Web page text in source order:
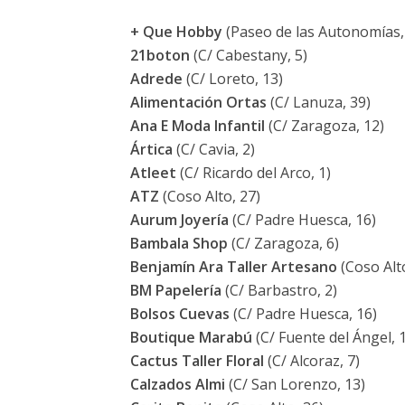
+ Que Hobby (Paseo de las
21boton (C/ Cabestany, 5)
Adrede (C/ Loreto, 13)
Alimentación Ortas (C/ Lanuza, 39)
Ana E Moda Infantil (C/ Zaragoza, 12)
Ártica (C/ Cavia, 2)
Atleet (C/ Ricardo del Arco, 1)
ATZ (Coso Alto, 27)
Aurum Joyería (C/ Padre Huesca, 16)
Bambala Shop (C/ Zaragoza, 6)
Benjamín Ara Taller Artesano (Coso
BM Papelería (C/ Barbastro, 2)
Bolsos Cuevas (C/ Padre Huesca, 16)
Boutique Marabú (C/ Fuente del Ángel,
Cactus Taller Floral (C/ Alcoraz, 7)
Calzados Almi (C/ San Lorenzo, 13)